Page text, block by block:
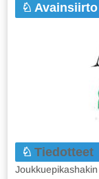
Avainsiirto
Tiedotteet